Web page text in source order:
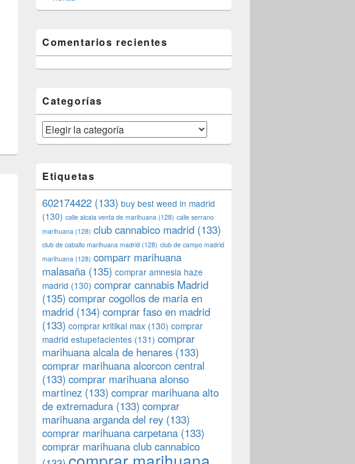
Comentarios recientes
Categorías
Categorías
Etiquetas
602174422 (133) buy best weed in madrid
(130) calle alcala venta de marihuana (128) calle serrano
marihuana (128) club cannabico madrid (133)
club de caballo marihuana madrid (128) club de campo madrid
marihuana (128) comparr marihuana
malasaña (135) comprar amnesia haze
madrid (130) comprar cannabis Madrid
(135) comprar cogollos de maria en
madrid (134) comprar faso en madrid
(133) comprar kritikal max (130) comprar
madrid estupefacientes (131) comprar
marihuana alcala de henares (133)
comprar marihuana alcorcon central
(133) comprar marihuana alonso
martinez (133) comprar marihuana alto
de extremadura (133) comprar
marihuana arganda del rey (133)
comprar marihuana carpetana (133)
comprar marihuana club cannabico